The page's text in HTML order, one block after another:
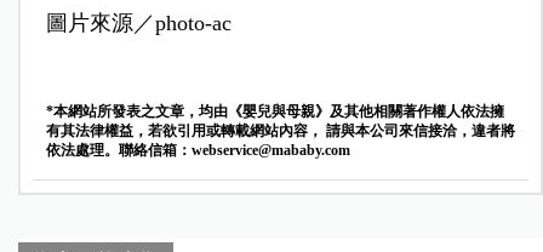
圖片來源／photo-ac
*本網站所發表之文章，均由《嬰兒與母親》及其他相關著作權人依法擁
有其法律權益，若欲引用或轉載網站內容， 請與本公司來信接洽，違者將
依法處理。聯絡信箱： webservice@mababy.com